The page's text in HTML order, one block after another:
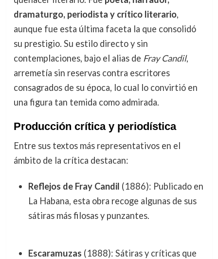
dramaturgo, periodista y crítico literario,
aunque fue esta última faceta la que consolidó
su prestigio. Su estilo directo y sin
contemplaciones, bajo el alias de Fray Candil,
arremetía sin reservas contra escritores
consagrados de su época, lo cual lo convirtió en
una figura tan temida como admirada.
Producción crítica y periodística
Entre sus textos más representativos en el
ámbito de la crítica destacan:
Reflejos de Fray Candil (1886): Publicado en
La Habana, esta obra recoge algunas de sus
sátiras más filosas y punzantes.
Escaramuzas (1888): Sátiras y críticas que